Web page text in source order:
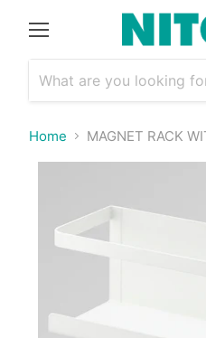
Home MAGNET RACK